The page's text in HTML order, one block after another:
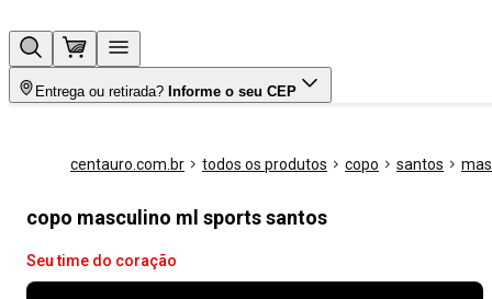
Entrega ou retirada? Informe o seu CEP
centauro.com.br todos os produtos copo santos
copo masculino ml sports santos
Seu time do coração